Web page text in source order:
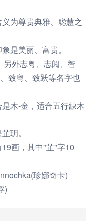
为尊贵典雅、聪慧之
是美丽、富贵。
另外志粤、志阅、智
致粤、致跃等名字也
木-金，适合五行缺木
玥。
画，其中"芷"字10
珍娜奇卡)
)